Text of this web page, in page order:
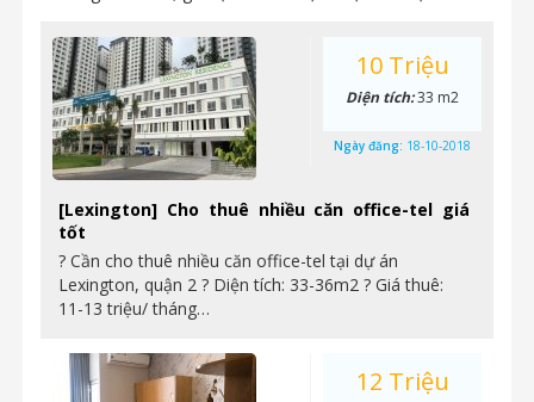
[Lexington] Cho thuê nhiều căn office-tel giá
tốt
? Cần cho thuê nhiều căn office-tel tại dự án
Lexington, quận 2 ? Diện tích: 33-36m2 ? Giá thuê:
11-13 triệu/ tháng…
10 Triệu
Diện tích:33 m2
Ngày đăng: 18-10-2018
12 Triệu